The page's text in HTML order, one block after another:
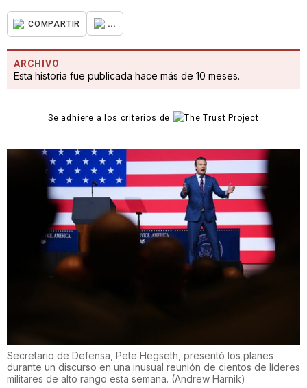
COMPARTIR ...
ARCHIVO
Esta historia fue publicada hace más de 10 meses.
Se adhiere a los criterios de
Secretario de Defensa, Pete Hegseth, presentó los planes
durante un discurso en una inusual reunión de cientos de líderes
militares de alto rango esta semana. (Andrew Harnik)